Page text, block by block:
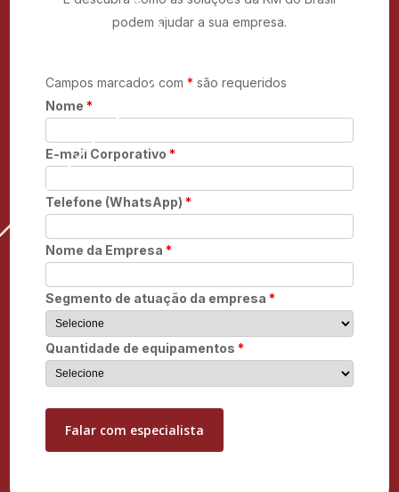
podem ajudar a sua empresa.
Campos marcados com* são requeridos
Nome*
E-mail Corporativo*
Telefone (WhatsApp)*
Nome da Empresa*
Segmento de atuação da empresa*
Quantidade de equipamentos*